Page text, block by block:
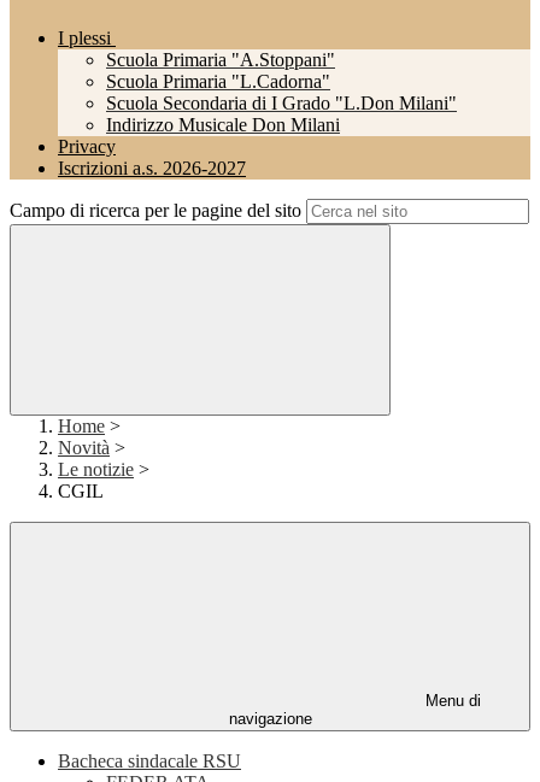
I plessi
Scuola Primaria "A.Stoppani"
Scuola Primaria "L.Cadorna"
Scuola Secondaria di I Grado "L.Don Milani"
Indirizzo Musicale Don Milani
Privacy
Iscrizioni a.s. 2026-2027
Campo di ricerca per le pagine del sito
Home >
Novità >
Le notizie >
CGIL
Menu di
navigazione
Bacheca sindacale RSU